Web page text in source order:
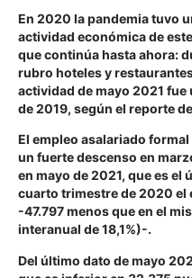
En 2020 la pandemia tuvo
actividad económica de
que continúa hasta ahora:
rubro hoteles y
actividad de mayo 2021 fue
de 2019, según el reporte
El empleo asalariado
un fuerte descenso en
en mayo de 2021, que es
cuarto trimestre de 2020 el
-47.797 menos que en el
interanual de 18,1%)-.
Del último dato de mayo